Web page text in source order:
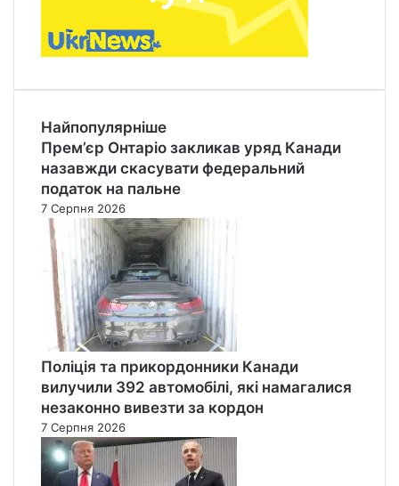
Найпопулярніше
Прем’єр Онтаріо закликав уряд Канади
назавжди скасувати федеральний
податок на пальне
7 Серпня 2026
Поліція та прикордонники Канади
вилучили 392 автомобілі, які намагалися
незаконно вивезти за кордон
7 Серпня 2026